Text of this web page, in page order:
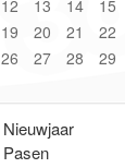
12 13 14 15
19 20 21 22
26 27 28 29
Nieuwjaar
Pasen